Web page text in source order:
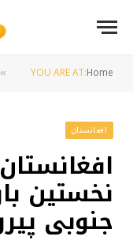
YOU ARE AT:Home
»
افغانستان
نخستین
جنوبی